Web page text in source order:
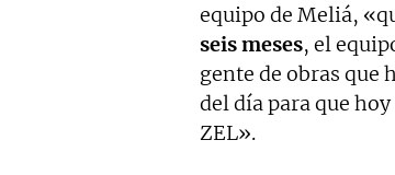
equipo de Meliá,
seis meses, el
gente de obras que
del día para que
ZEL».